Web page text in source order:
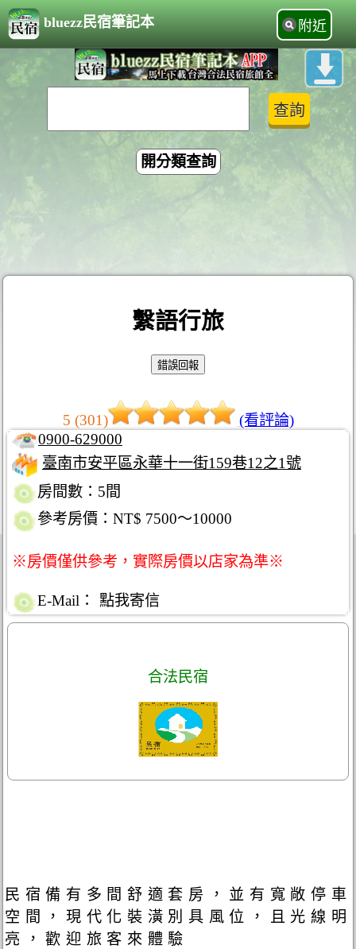
bluezz民宿筆記本 附近
開分類查詢
繫語行旅
5 (301)
(看評論)
0900-629000
臺南市安平區永華十一街159巷12之1號
房間數：5間
參考房價：NT$ 7500～10000
※房價僅供參考，實際房價以店家為準※
E-Mail： 點我寄信
合法民宿
民宿備有多間舒適套房，並有寬敞停車
空間，現代化裝潢別具風位，且光線明
亮，歡迎旅客來體驗